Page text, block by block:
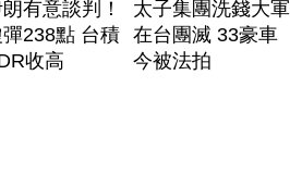
有意談判！
238點 台積
收高
太子集團洗錢大軍
在台團滅 33豪車
今被法拍